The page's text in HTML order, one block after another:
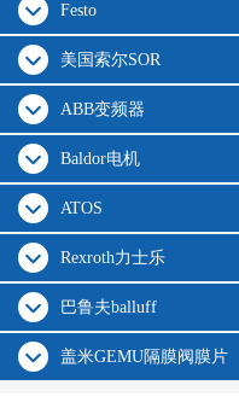
Festo
美国索尔SOR
ABB变频器
Baldor电机
ATOS
Rexroth力士乐
巴鲁夫balluff
盖米GEMU隔膜阀膜片